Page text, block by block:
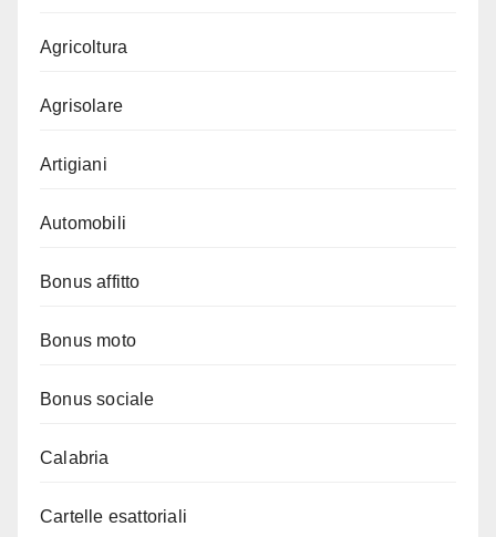
Agricoltura
Agrisolare
Artigiani
Automobili
Bonus affitto
Bonus moto
Bonus sociale
Calabria
Cartelle esattoriali